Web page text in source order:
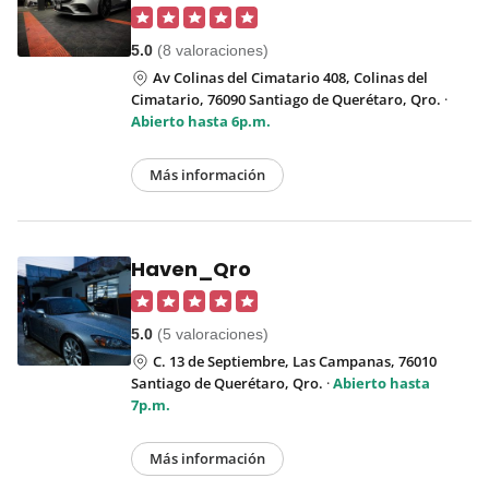
5.0 (8 valoraciones)
Av Colinas del Cimatario 408, Colinas del
Cimatario, 76090 Santiago de Querétaro, Qro. ·
Abierto hasta 6p.m.
Más información
Haven_Qro
5.0 (5 valoraciones)
C. 13 de Septiembre, Las Campanas, 76010
Santiago de Querétaro, Qro. ·Abierto hasta
7p.m.
Más información